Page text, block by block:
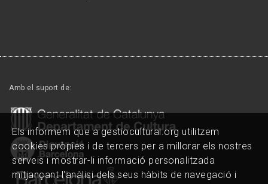
Amb el suport de:
Els informem que a gestiocultural.org utilitzem
cookies pròpies i de tercers per a millorar els nostres
serveis i mostrar-li informació personalitzada
mitjançant l'anàlisi dels seus hàbits de navegació i